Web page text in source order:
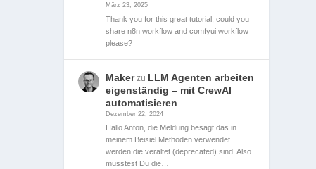
März 23, 2025
Thank you for this great tutorial, could you
share n8n workflow and comfyui workflow
please?
Makerzu LLM Agenten arbeiten
eigenständig – mit CrewAI
automatisieren
Dezember 22, 2024
Hallo Anton, die Meldung besagt das in
meinem Beisiel Methoden verwendet
werden die veraltet (deprecated) sind. Also
müsstest Du die…